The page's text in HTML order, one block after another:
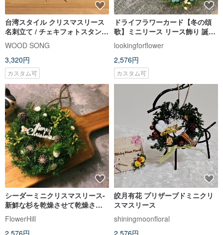
台湾スタイル クリスマスリース
名刺立て / チェキフォトスタンド
- 赤い紙の文字をカスタマイズ可
能
WOOD SONG
3,320円
カスタム可
ドライフラワーカード【冬の頌
歌】ミニリース リース飾り 誕生
日プレゼント クリスマスプレゼ
ント
lookingforflower
2,576円
カスタム可
シーダーミニクリスマスリース-
新鮮な杉を乾燥させて乾燥させ
ることができますリースホーム
デコレーションクリスマス
FlowerHill
2,576円
皎月有花 プリザーブドミニクリ
スマスリース
shiningmoonfloral
2,576円